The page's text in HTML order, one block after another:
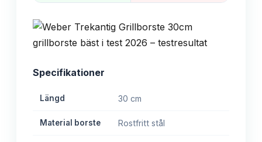
Specifikationer
Längd 30 cm
Material borste Rostfritt stål